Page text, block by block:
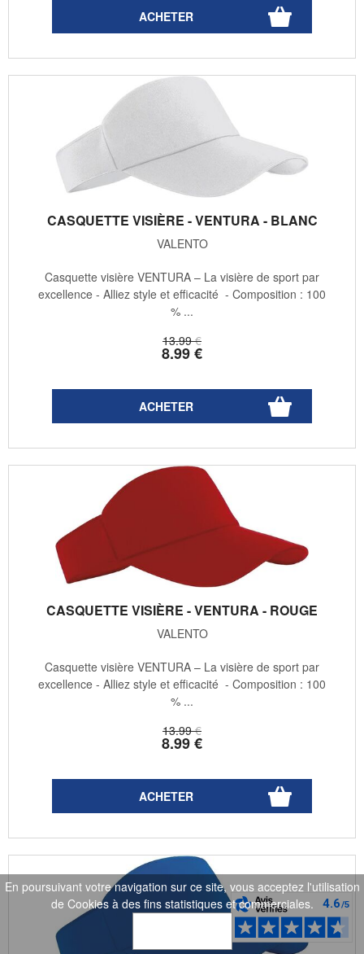
CASQUETTE VISIÈRE - VENTURA - BLANC
VALENTO
13.99 €
8.99€
Casquette visière VENTURA – La visière de sport par
excellence - Alliez style et efficacité - Composition : 100
% ...
CASQUETTE VISIÈRE - VENTURA - ROUGE
VALENTO
13.99 €
8.99€
Casquette visière VENTURA – La visière de sport par
excellence - Alliez style et efficacité - Composition : 100
% ...
En poursuivant votre navigation sur ce site, vous acceptez l'utilisation
de Cookies à des fins statistiques et commerciales.